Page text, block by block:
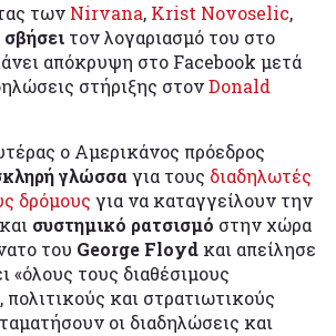
των Nirvana, Krist Novoselic,
σβήσει τον λογαριασμό του στο
απόκρυψη στο Facebook μετά
στήριξης στονDonald
ο Αμερικάνος πρόεδρος
γλώσσαγια τους διαδηλωτές
δρόμους για να καταγγείλουν την
και συστημικό ρατσισμό στην χώρα
του George Floyd και απείλησε
«όλους τους διαθέσιμους
και στρατιωτικούς
οι διαδηλώσεις και